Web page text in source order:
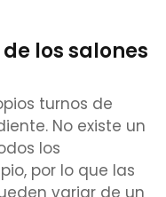
los salones
turnos de
No existe un
los
por lo que las
variar de un